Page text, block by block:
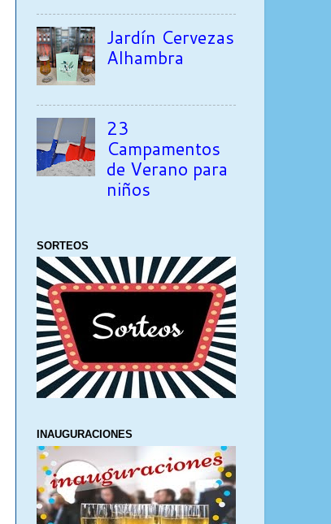
Jardín Cervezas
Alhambra
23
Campamentos
de Verano para
niños
SORTEOS
INAUGURACIONES